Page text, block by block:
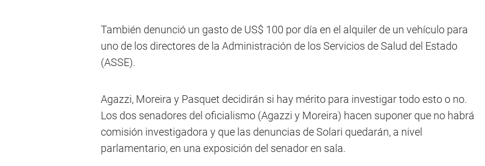
También denunció un gasto de US$ 100 por día en el alquiler de un vehículo para
uno de los directores de la Administración de los Servicios de Salud del Estado
(ASSE).
Agazzi, Moreira y Pasquet decidirán si hay mérito para investigar todo esto o no.
Los dos senadores del oficialismo (Agazzi y Moreira) hacen suponer que no habrá
comisión investigadora y que las denuncias de Solari quedarán, a nivel
parlamentario, en una exposición del senador en sala.